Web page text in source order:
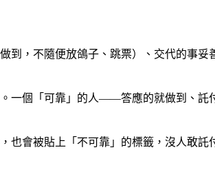
，不隨便放鴿子、跳票）、交代的事
一個「可靠」的人——答應的就做到、
也會被貼上「不可靠」的標籤，沒人敢